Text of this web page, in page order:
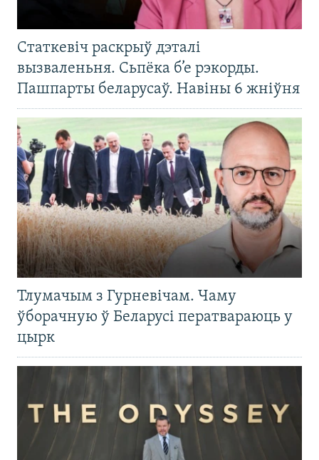
Статкевіч раскрыў дэталі
вызваленьня. Сьпёка б’е рэкорды.
Пашпарты беларусаў. Навіны 6 жніўня
Тлумачым з Гурневічам. Чаму
ўборачную ў Беларусі ператвараюць у
цырк